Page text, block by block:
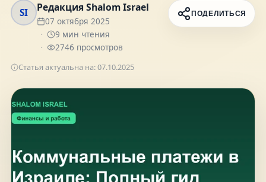
Контакты
Получайте актуальные новости и советы о
SI Редакция Shalom Israel
07 октября 2025
9 мин чтения
2746 просмотров
ПОДЕЛИТЬСЯ
Статья актуальна на:07.10.2025